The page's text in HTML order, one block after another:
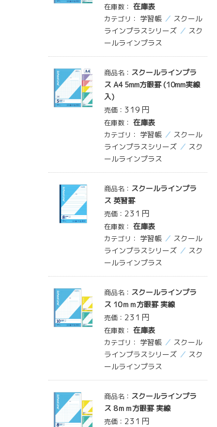
在庫数： 在庫表
カテゴリ： 学習帳
スクール
ラインプラスシリーズ
スク
ールラインプラス
商品名： スクールラインプラ
ス A4 5mm方眼罫 (10mm実線
入)
売価： 319 円
在庫数： 在庫表
カテゴリ： 学習帳
スクール
ラインプラスシリーズ
スク
ールラインプラス
商品名： スクールラインプラ
ス 英習罫
売価： 231 円
在庫数： 在庫表
カテゴリ： 学習帳
スクール
ラインプラスシリーズ
スク
ールラインプラス
商品名： スクールラインプラ
ス 10ｍｍ方眼罫 実線
売価： 231 円
在庫数： 在庫表
カテゴリ： 学習帳
スクール
ラインプラスシリーズ
スク
ールラインプラス
商品名： スクールラインプラ
ス 8ｍｍ方眼罫 実線
売価： 231 円